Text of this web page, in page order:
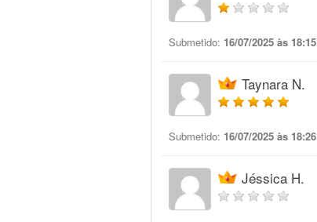
Submetido: 16/07/2025 às 18:15
Taynara N.
Submetido: 16/07/2025 às 18:26
Jéssica H.